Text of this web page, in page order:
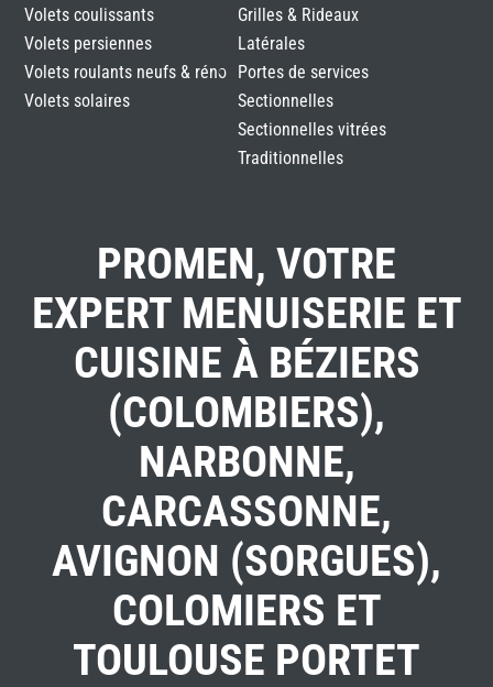
Volets coulissants
Volets persiennes
Volets roulants neufs & réno
Volets solaires
Grilles & Rideaux
Latérales
Portes de services
Sectionnelles
Sectionnelles vitrées
Traditionnelles
PROMEN, VOTRE
EXPERT MENUISERIE ET
CUISINE À BÉZIERS
(COLOMBIERS),
NARBONNE,
CARCASSONNE,
AVIGNON (SORGUES),
COLOMIERS ET
TOULOUSE PORTET